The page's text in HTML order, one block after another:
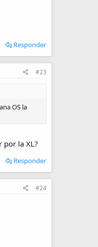
Responder
#23
OS la
por la XL?
Responder
#24